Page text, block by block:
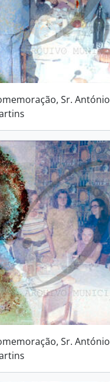
Sr. António
Sr. António